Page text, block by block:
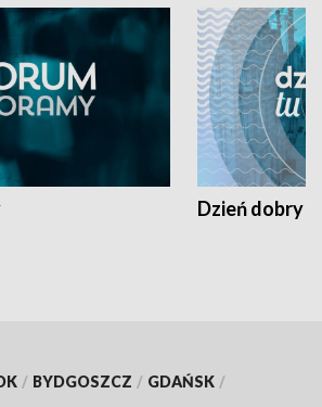
Dzień dobry
/ BYDGOSZCZ / GDAŃSK /